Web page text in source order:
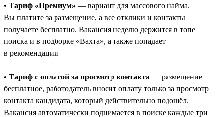
• Тариф «Премиум» — вариант для массового найма.
Вы платите за размещение, а все отклики и контакты
получаете бесплатно. Вакансия неделю держится в топе
поиска и в подборке «Вахта», а также попадает
в рекомендации
• Тариф с оплатой за просмотр контакта — размещение
бесплатное, работодатель вносит оплату только за просмотр
контакта кандидата, который действительно подошёл.
Вакансия автоматически поднимается в поиске каждые три